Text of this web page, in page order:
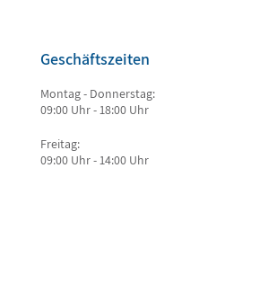
Geschäftszeiten
Montag - Donnerstag:
09:00 Uhr - 18:00 Uhr
Freitag:
09:00 Uhr - 14:00 Uhr